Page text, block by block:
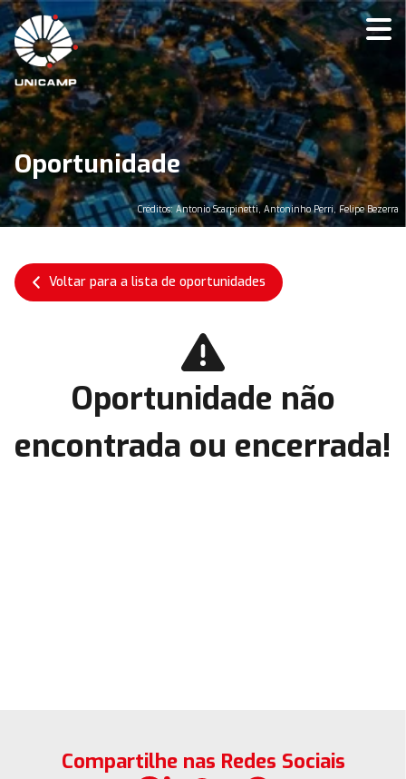
Oportunidade
Créditos: Antonio Scarpinetti, Antoninho Perri, Felipe Bezerra
Voltar para a lista de oportunidades
Oportunidade não
encontrada ou encerrada!
Compartilhe nas Redes Sociais